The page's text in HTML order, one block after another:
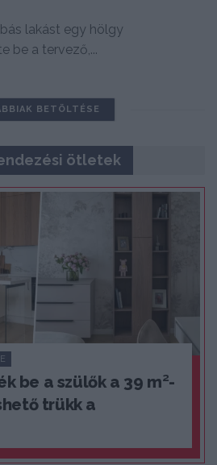
lakást egy hölgy
be a tervező,...
BETÖLTÉSE
ötletek
be a szülők a 39 m²-
trükk a